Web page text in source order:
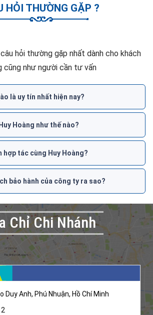
HỎI THƯỜNG GẶP ?
hỏi thường gặp nhất dành cho khách
cũng như người cần tư vấn
là uy tín nhất hiện nay?
Hoàng như thế nào?
hợp tác cùng Huy Hoàng?
bảo hành của công ty ra sao?
Chỉ Chi Nhánh
Duy Anh, Phú Nhuận, Hồ Chí Minh